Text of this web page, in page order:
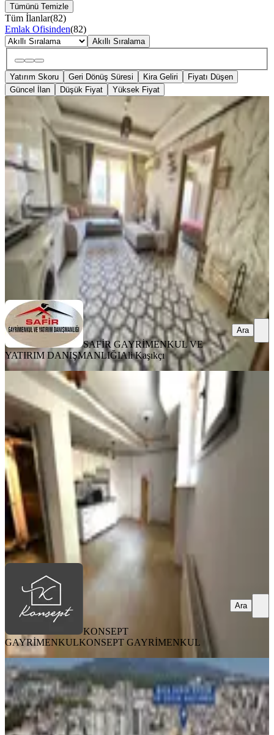
Tümünü Temizle
Tüm İlanlar(82)
Emlak Ofisinden(82)
Akıllı Sıralama
Yatırım Skoru Geri Dönüş Süresi Kira Geliri
Fiyatı Düşen
Güncel İlan
Düşük Fiyat Yüksek Fiyat
EŞYALI
Safir'den Atatürk'te Eşyalı Ara Kat
Ön Cephe Kampüs Yakını 1+1
Buca, Atatürk Mahallesi
1+1· 55 m²· 3. Kat· 02.08.2026
3.250.000 ₺
SAFİR GAYRİMENKUL VE YATIRIM DANIŞMANLIĞI
Kaşıkçı
SAFİR GAYRİMENKUL VE
YATIRIM DANIŞMANLIĞIAli Kaşıkçı
Ara
KOMBİLİ
Hastane-üniversite Ve Üçkuyular'a
Yürüme Mesafesi Satılık Daire
Buca, Atatürk Mahallesi
Stüdyo·40 m²· Bodrum Kat 02.08.2026
1.900.000 ₺
KONSEPT GAYRİMENKULKONSEPT GAYRİMENKUL
Ara
KONSEPT
GAYRİMENKULKONSEPT GAYRİMENKUL
Ara
SİTE İÇİ
Buca Hoca Ahmet Yesevi Caddesi Site
İçi Ara Kat Doğalgazlı Daire
Buca, Atatürk Mahallesi